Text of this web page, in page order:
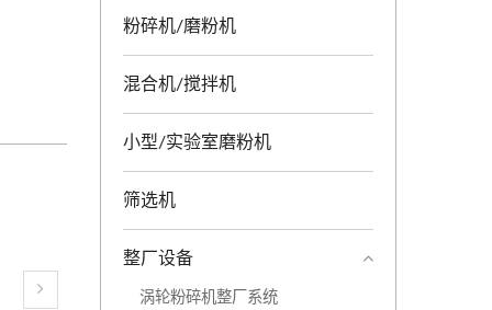
粉碎机/磨粉机
混合机/搅拌机
小型/实验室磨粉机
筛选机
整厂设备
涡轮粉碎机整厂系统